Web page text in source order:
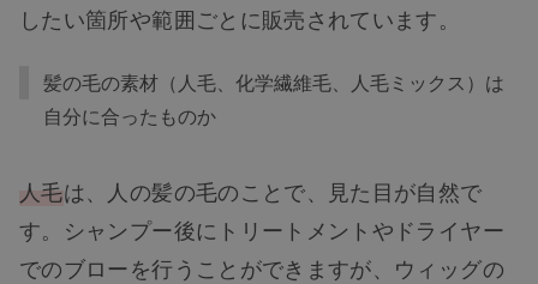
したい箇所や範囲ごとに販売されています。
髪の毛の素材（人毛、化学繊維毛、人毛ミックス）は
自分に合ったものか
人毛は、人の髪の毛のことで、見た目が自然で
す。シャンプー後にトリートメントやドライヤー
でのブローを行うことができますが、ウィッグの